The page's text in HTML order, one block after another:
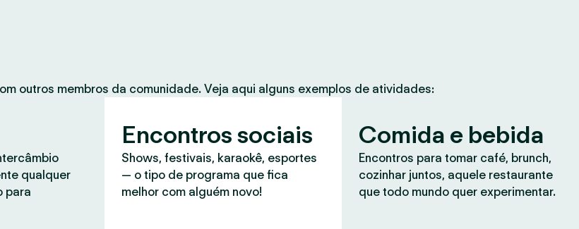
outros membros da comunidade. Veja aqui alguns exemplos de atividades:
qualquer
para
Encontros sociais
Shows, festivais, karaokê, esportes
— o tipo de programa que fica
melhor com alguém novo!
Comida e bebida
Encontros para tomar café, brunch,
cozinhar juntos, aquele restaurante
que todo mundo quer experimentar.